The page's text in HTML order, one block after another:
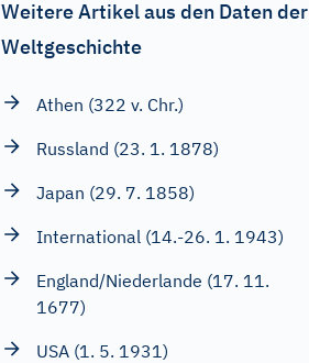
Weitere Artikel aus den Daten der
Weltgeschichte
Athen (322 v. Chr.)
Russland (23. 1. 1878)
Japan (29. 7. 1858)
International (14.-26. 1. 1943)
England/Niederlande (17. 11.
1677)
USA (1. 5. 1931)